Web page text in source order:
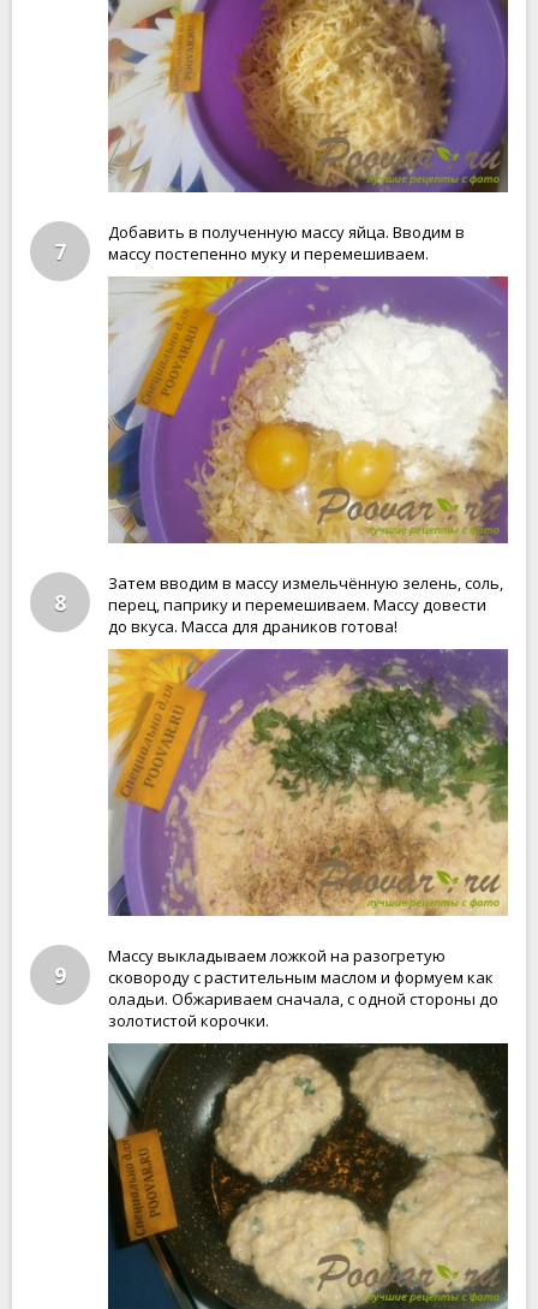
7
Добавить в полученную массу яйца. Вводим в
массу постепенно муку и перемешиваем.
8
Затем вводим в массу измельчённую зелень, соль,
перец, паприку и перемешиваем. Массу довести
до вкуса. Масса для драников готова!
9
Массу выкладываем ложкой на разогретую
сковороду с растительным маслом и формуем как
оладьи. Обжариваем сначала, с одной стороны до
золотистой корочки.